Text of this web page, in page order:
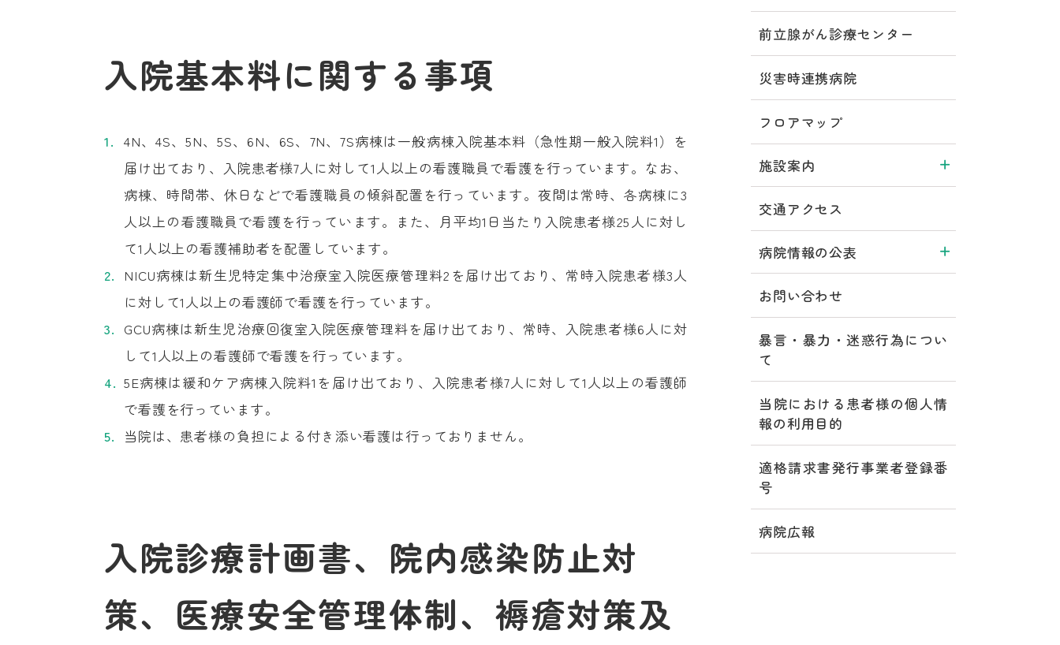
入院基本料に関する事項
4N、4S、5N、5S、6N、6S、7N、7S病棟は一般病棟入院基本料（急性期一般入院料1）を
届け出ており、入院患者様7人に対して1人以上の看護職員で看護を行っています。なお、
病棟、時間帯、休日などで看護職員の傾斜配置を行っています。夜間は常時、各病棟に3
人以上の看護職員で看護を行っています。また、月平均1日当たり入院患者様25人に対し
て1人以上の看護補助者を配置しています。
NICU病棟は新生児特定集中治療室入院医療管理料2を届け出ており、常時入院患者様3人
に対して1人以上の看護師で看護を行っています。
GCU病棟は新生児治療回復室入院医療管理料を届け出ており、常時、入院患者様6人に対
して1人以上の看護師で看護を行っています。
5E病棟は緩和ケア病棟入院料1を届け出ており、入院患者様7人に対して1人以上の看護師
で看護を行っています。
当院は、患者様の負担による付き添い看護は行っておりません。
入院診療計画書、院内感染防止対
策、医療安全管理体制、褥瘡対策及
前立腺がん診療センター
災害時連携病院
フロアマップ
施設案内
交通アクセス
病院情報の公表
お問い合わせ
暴言・暴力・迷惑行為につい
て
当院における患者様の個人情
報の利用目的
適格請求書発行事業者登録番
号
病院広報